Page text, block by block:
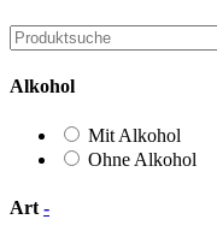
Alkohol
Mit Alkohol
Ohne Alkohol
Art -